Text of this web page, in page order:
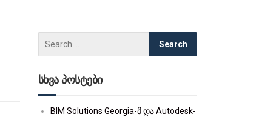
სხვა პოსტები
BIM Solutions Georgia-მ და Autodesk-